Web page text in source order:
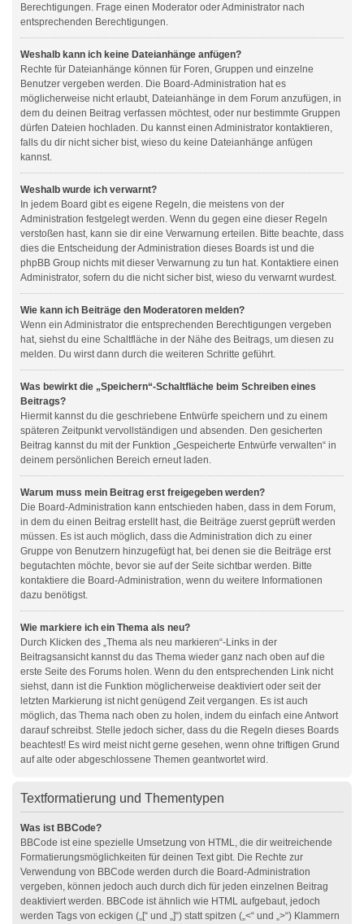
Berechtigungen. Frage einen Moderator oder Administrator nach
entsprechenden Berechtigungen.
Weshalb kann ich keine Dateianhänge anfügen?
Rechte für Dateianhänge können für Foren, Gruppen und einzelne
Benutzer vergeben werden. Die Board-Administration hat es
möglicherweise nicht erlaubt, Dateianhänge in dem Forum anzufügen, in
dem du deinen Beitrag verfassen möchtest, oder nur bestimmte Gruppen
dürfen Dateien hochladen. Du kannst einen Administrator kontaktieren,
falls du dir nicht sicher bist, wieso du keine Dateianhänge anfügen
kannst.
Weshalb wurde ich verwarnt?
In jedem Board gibt es eigene Regeln, die meistens von der
Administration festgelegt werden. Wenn du gegen eine dieser Regeln
verstoßen hast, kann sie dir eine Verwarnung erteilen. Bitte beachte, dass
dies die Entscheidung der Administration dieses Boards ist und die
phpBB Group nichts mit dieser Verwarnung zu tun hat. Kontaktiere einen
Administrator, sofern du die nicht sicher bist, wieso du verwarnt wurdest.
Wie kann ich Beiträge den Moderatoren melden?
Wenn ein Administrator die entsprechenden Berechtigungen vergeben
hat, siehst du eine Schaltfläche in der Nähe des Beitrags, um diesen zu
melden. Du wirst dann durch die weiteren Schritte geführt.
Was bewirkt die „Speichern“-Schaltfläche beim Schreiben eines
Beitrags?
Hiermit kannst du die geschriebene Entwürfe speichern und zu einem
späteren Zeitpunkt vervollständigen und absenden. Den gesicherten
Beitrag kannst du mit der Funktion „Gespeicherte Entwürfe verwalten“ in
deinem persönlichen Bereich erneut laden.
Warum muss mein Beitrag erst freigegeben werden?
Die Board-Administration kann entschieden haben, dass in dem Forum,
in dem du einen Beitrag erstellt hast, die Beiträge zuerst geprüft werden
müssen. Es ist auch möglich, dass die Administration dich zu einer
Gruppe von Benutzern hinzugefügt hat, bei denen sie die Beiträge erst
begutachten möchte, bevor sie auf der Seite sichtbar werden. Bitte
kontaktiere die Board-Administration, wenn du weitere Informationen
dazu benötigst.
Wie markiere ich ein Thema als neu?
Durch Klicken des „Thema als neu markieren“-Links in der
Beitragsansicht kannst du das Thema wieder ganz nach oben auf die
erste Seite des Forums holen. Wenn du den entsprechenden Link nicht
siehst, dann ist die Funktion möglicherweise deaktiviert oder seit der
letzten Markierung ist nicht genügend Zeit vergangen. Es ist auch
möglich, das Thema nach oben zu holen, indem du einfach eine Antwort
darauf schreibst. Stelle jedoch sicher, dass du die Regeln dieses Boards
beachtest! Es wird meist nicht gerne gesehen, wenn ohne triftigen Grund
auf alte oder abgeschlossene Themen geantwortet wird.
Textformatierung und Thementypen
Was ist BBCode?
BBCode ist eine spezielle Umsetzung von HTML, die dir weitreichende
Formatierungsmöglichkeiten für deinen Text gibt. Die Rechte zur
Verwendung von BBCode werden durch die Board-Administration
vergeben, können jedoch auch durch dich für jeden einzelnen Beitrag
deaktiviert werden. BBCode ist ähnlich wie HTML aufgebaut, jedoch
werden Tags von eckigen („[“ und „]“) statt spitzen („<“ und „>“) Klammern